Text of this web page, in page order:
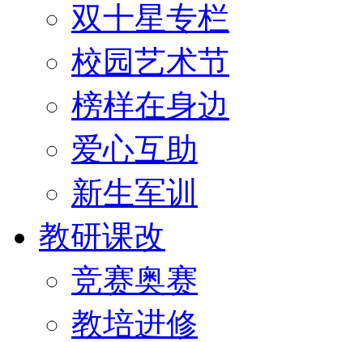
双十星专栏
校园艺术节
榜样在身边
爱心互助
新生军训
教研课改
竞赛奥赛
教培进修